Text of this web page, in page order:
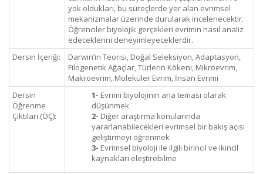
yok oldukları, bu süreçlerde yer alan evrimsel
mekanizmalar üzerinde durularak incelenecektir.
Öğrenciler biyolojik gerçekleri evrimin nasıl analiz
edeceklerini deneyimleyeceklerdir.
Dersin İçeriği:
Darwin’in Teorisi, Doğal Seleksiyon, Adaptasyon,
Filogenetik Ağaçlar, Türlerin Kökeni, Mikroevrim,
Makroevrim, Moleküler Evrim, İnsan Evrimi
Dersin
Öğrenme
Çıktıları (ÖÇ):
1- Evrimi biyolojinin ana teması olarak
düşünmek
2- Diğer araştırma konularında
yararlanabilecekleri evrimsel bir bakış açısı
geliştirmeyi öğrenmek
3- Evrimsel biyoloji ile ilgili birincil ve ikincil
kaynakları eleştirebilme